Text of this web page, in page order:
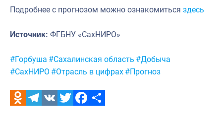
Подробнее с прогнозом можно ознакомиться здесь
Источник: ФГБНУ «СахНИРО»
Метки:
#Горбуша #Сахалинская область #Добыча
#СахНИРО #Отрасль в цифрах #Прогноз